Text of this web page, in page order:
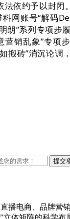
依约予以封
网账号“解
”系列专项
营销乱象”专
砖”消沉论
播电商、品牌营
体矩阵的科学布